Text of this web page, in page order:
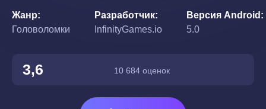
Жанр
Головоломки
Разработчик
InfinityGames.io
Версия Android
5.0
3,6 10 684 оценок